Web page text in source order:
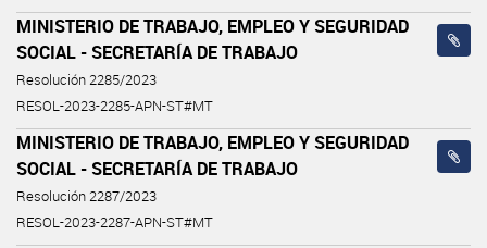
MINISTERIO DE TRABAJO, EMPLEO Y SEGURIDAD
SOCIAL - SECRETARÍA DE TRABAJO
Resolución 2285/2023
RESOL-2023-2285-APN-ST#MT
MINISTERIO DE TRABAJO, EMPLEO Y SEGURIDAD
SOCIAL - SECRETARÍA DE TRABAJO
Resolución 2287/2023
RESOL-2023-2287-APN-ST#MT